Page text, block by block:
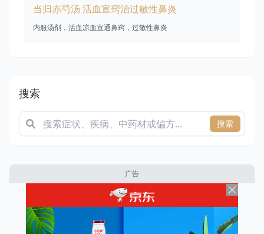
当归赤芍汤 活血宣窍治过敏性鼻炎
内服汤剂，活血凉血宣通鼻窍，过敏性鼻炎
搜索
搜索
广告